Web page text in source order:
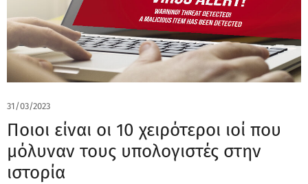
31/03/2023
Ποιοι είναι οι 10 χειρότεροι ιοί που
μόλυναν τους υπολογιστές στην
ιστορία